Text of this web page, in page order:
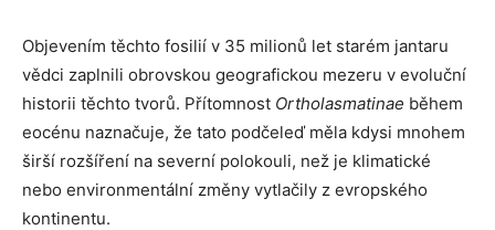
Objevením těchto fosilií v 35 milionů let starém jantaru
vědci zaplnili obrovskou geografickou mezeru v evoluční
historii těchto tvorů. Přítomnost Ortholasmatinae během
eocénu naznačuje, že tato podčeleď měla kdysi mnohem
širší rozšíření na severní polokouli, než je klimatické
nebo environmentální změny vytlačily z evropského
kontinentu.